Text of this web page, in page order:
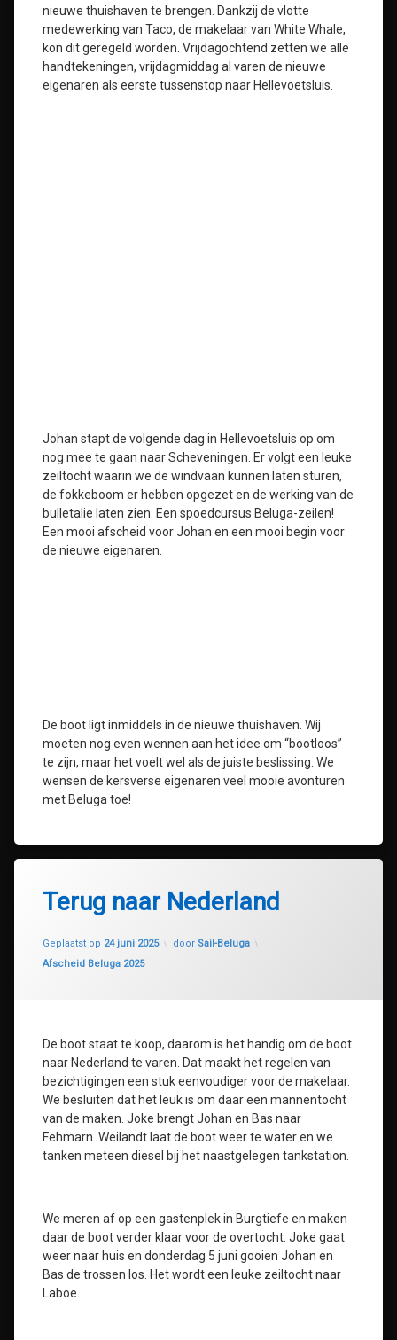
nieuwe thuishaven te brengen. Dankzij de vlotte
medewerking van Taco, de makelaar van White Whale,
kon dit geregeld worden. Vrijdagochtend zetten we alle
handtekeningen, vrijdagmiddag al varen de nieuwe
eigenaren als eerste tussenstop naar Hellevoetsluis.
Johan stapt de volgende dag in Hellevoetsluis op om
nog mee te gaan naar Scheveningen. Er volgt een leuke
zeiltocht waarin we de windvaan kunnen laten sturen,
de fokkeboom er hebben opgezet en de werking van de
bulletalie laten zien. Een spoedcursus Beluga-zeilen!
Een mooi afscheid voor Johan en een mooi begin voor
de nieuwe eigenaren.
De boot ligt inmiddels in de nieuwe thuishaven. Wij
moeten nog even wennen aan het idee om “bootloos”
te zijn, maar het voelt wel als de juiste beslissing. We
wensen de kersverse eigenaren veel mooie avonturen
met Beluga toe!
Terug naar Nederland
Geplaatst op 24 juni 2025
Geüpdatet op
door Sail-Beluga
Categorieën:
Afscheid Beluga 2025
De boot staat te koop, daarom is het handig om de boot
naar Nederland te varen. Dat maakt het regelen van
bezichtigingen een stuk eenvoudiger voor de makelaar.
We besluiten dat het leuk is om daar een mannentocht
van de maken. Joke brengt Johan en Bas naar
Fehmarn. Weilandt laat de boot weer te water en we
tanken meteen diesel bij het naastgelegen tankstation.
We meren af op een gastenplek in Burgtiefe en maken
daar de boot verder klaar voor de overtocht. Joke gaat
weer naar huis en donderdag 5 juni gooien Johan en
Bas de trossen los. Het wordt een leuke zeiltocht naar
Laboe.